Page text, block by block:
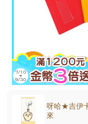
呀哈★吉伊
來